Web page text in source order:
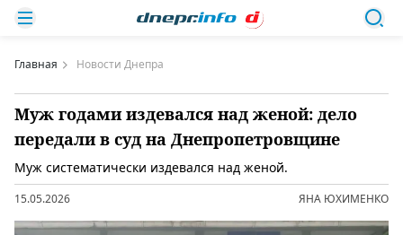
Главная Новости Днепра
Муж годами издевался над женой: дело
передали в суд на Днепропетровщине
Муж систематически издевался над женой.
15.05.2026 ЯНА ЮХИМЕНКО